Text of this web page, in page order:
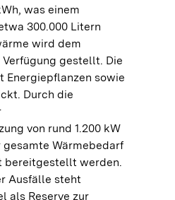
was einem
300.000 Litern
wird dem
gestellt. Die
Energiepflanzen sowie
Durch die
von rund 1.200 kW
Wärmebedarf
bereitgestellt werden.
Ausfälle steht
als Reserve zur